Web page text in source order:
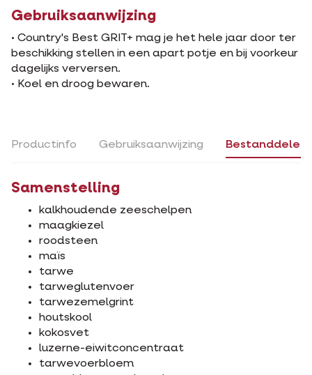
Gebruiksaanwijzing
• Country's Best GRIT+ mag je het hele jaar door ter
beschikking stellen in een apart potje en bij voorkeur
dagelijks verversen.
• Koel en droog bewaren.
Productinfo Gebruiksaanwijzing Bestanddelen
Samenstelling
kalkhoudende zeeschelpen
maagkiezel
roodsteen
maïs
tarwe
tarweglutenvoer
tarwezemelgrint
houtskool
kokosvet
luzerne-eiwitconcentraat
tarwevoerbloem